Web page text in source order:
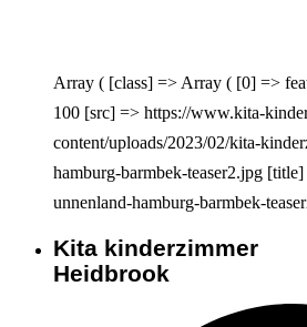
Array ( [class] => Array ( [0] =>
100 [src] => https://www.kita-
content/uploads/2023/02/kita-
hamburg-barmbek-teaser2.jpg
unnenland-hamburg-barmbek-
Kita kinderzimmer
Heidbrook